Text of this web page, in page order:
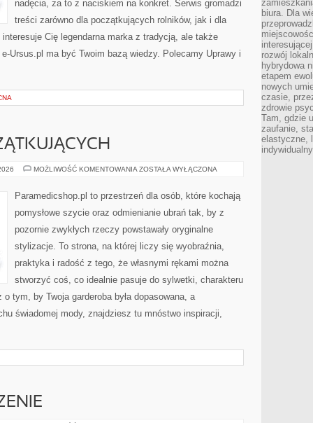
nadęcia, za to z naciskiem na konkret. Serwis gromadzi
treści zarówno dla początkujących rolników, jak i dla
Cię legendarna marka z tradycją, ale także
Ursus.pl ma być Twoim bazą wiedzy. Polecamy Uprawy i
MOŻLIWOŚĆ KOMENTOWANIA SZYCIE
ZOSTAŁA WYŁĄCZONA
Paramedicshop.pl to przestrzeń dla osób, które kochają
pomysłowe szycie oraz odmienianie ubrań tak, by z
pozornie zwykłych rzeczy powstawały oryginalne
stylizacje. To strona, na której liczy się wyobraźnia,
praktyka i radość z tego, że własnymi rękami można
stworzyć coś, co idealnie pasuje do sylwetki, charakteru
tym, by Twoja garderoba była dopasowana, a
świadomej mody, znajdziesz tu mnóstwo inspiracji,
biura. Dla
rozwój
hybrydowa
etapem
nowych
czasie,
zdrowie
Tam, gdzie
zaufanie,
elastyczne,